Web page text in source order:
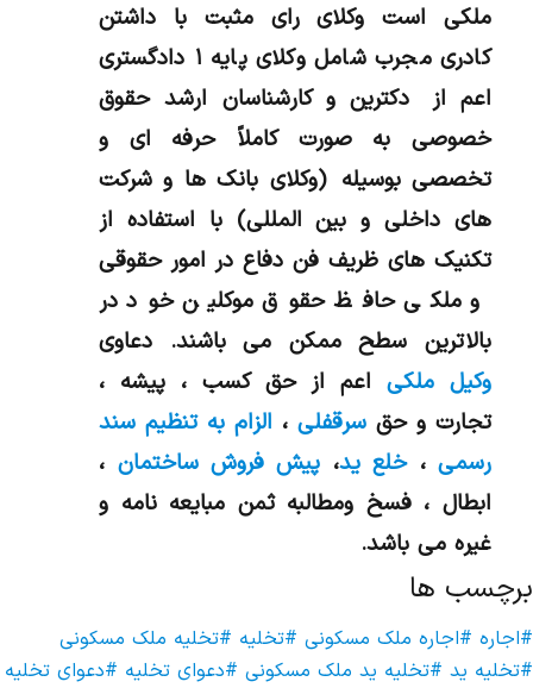
ملکی است وکلای رای مثبت با داشتن
کادری مجرب شامل وکلای پایه ۱ دادگستری
اعم از دکترین و کارشناسان ارشد حقوق
خصوصی به صورت کاملاً حرفه ای و
تخصصی بوسیله (وکلای بانک ها و شرکت
های داخلی و بین المللی) با استفاده از
تکنیک های ظریف فن دفاع در امور حقوقی
و ملکی حافظ حقوق موکلین خود در
بالاترین سطح ممکن می باشند. دعاوی
وکیل ملکیاعم از حق کسب ، پیشه ،
تجارت و حق سرقفلی ، الزام به تنظیم سند
رسمی ،خلع ید، پیش فروش ساختمان ،
ابطال ، فسخ ومطالبه ثمن مبایعه نامه و
غیره می باشد.
برچسب ها
#اجاره #اجاره ملک مسکونی #تخلیه #تخلیه ملک مسکونی
#تخلیه ید #تخلیه ید ملک مسکونی #دعوای تخلیه #دعوای تخلیه